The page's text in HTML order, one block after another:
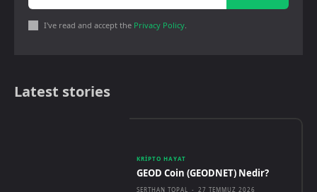
I've read and accept the Privacy Policy.
Latest stories
KRIPTO HAYAT
GEOD Coin (GEODNET) Nedir?
SERTHAN TOPAL - 27 TEMMUZ 2026